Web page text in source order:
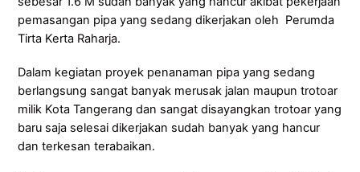
pemasangan pipa yang sedang dikerjakan oleh Perumda
Tirta Kerta Raharja.
Dalam kegiatan proyek penanaman pipa yang sedang
berlangsung sangat banyak merusak jalan maupun trotoar
milik Kota Tangerang dan sangat disayangkan trotoar yang
baru saja selesai dikerjakan sudah banyak yang hancur
dan terkesan terabaikan.